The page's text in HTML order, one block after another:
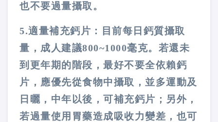
也不要過量攝取。
5.適量補充鈣片 ：目前每日鈣質攝取
量，成人建議800~1000毫克。若還未
到更年期的階段，最好不要全依賴鈣
片，應優先從食物中攝取，並多運動及
日曬，中年以後，可補充鈣片；另外，
若過量使用胃藥造成吸收力變差，也可